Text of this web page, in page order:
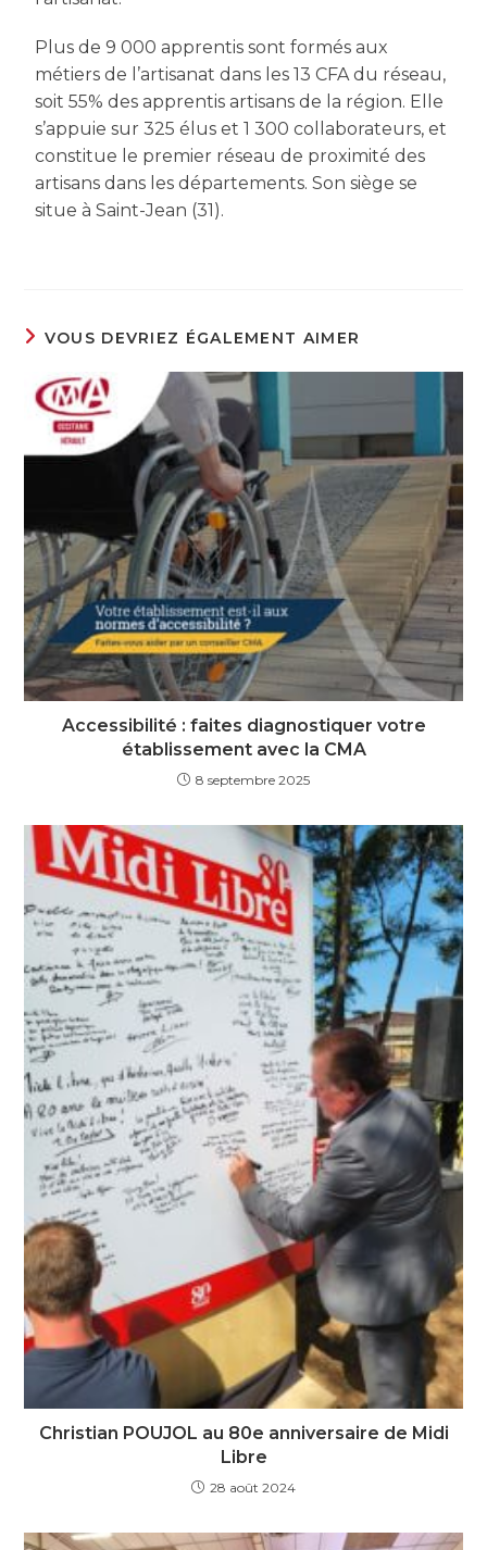
Plus de 9 000 apprentis sont formés aux
métiers de l’artisanat dans les 13 CFA du réseau,
soit 55% des apprentis artisans de la région. Elle
s’appuie sur 325 élus et 1 300 collaborateurs, et
constitue le premier réseau de proximité des
artisans dans les départements. Son siège se
situe à Saint-Jean (31).
VOUS DEVRIEZ ÉGALEMENT AIMER
Accessibilité : faites diagnostiquer votre
établissement avec la CMA
8 septembre 2025
Christian POUJOL au 80e anniversaire de Midi
Libre
28 août 2024